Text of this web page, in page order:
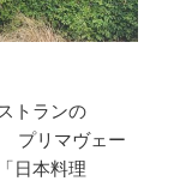
トランの
プリマヴェー
日本料理